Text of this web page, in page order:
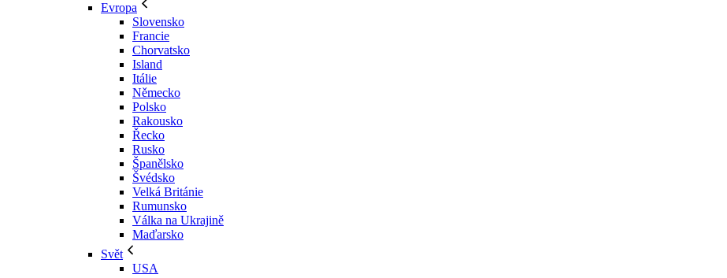
Evropa
Slovensko
Francie
Chorvatsko
Island
Itálie
Německo
Polsko
Rakousko
Řecko
Rusko
Španělsko
Švédsko
Velká Británie
Rumunsko
Válka na Ukrajině
Maďarsko
Svět
USA